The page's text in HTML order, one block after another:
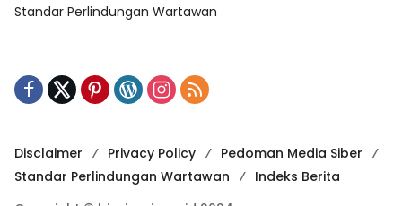
Standar Perlindungan Wartawan
Disclaimer Privacy Policy
Pedoman Media Siber
Standar Perlindungan Wartawan
Indeks Berita